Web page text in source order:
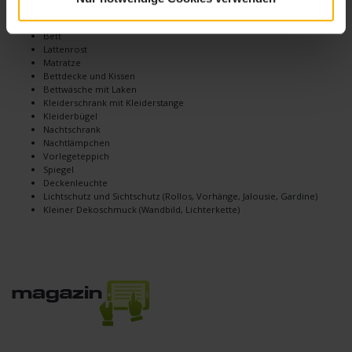
Bett
Lattenrost
Matratze
Bettdecke und Kissen
Bettwäsche mit Laken
Kleiderschrank mit Kleiderstange
Kleiderbügel
Nachtschrank
Nachtlämpchen
Vorlegeteppich
Spiegel
Deckenleuchte
Lichtschutz und Sichtschutz (Rollos, Vorhänge, Jalousie, Gardine)
Kleiner Dekoschmuck (Wandbild, Lichterkette)